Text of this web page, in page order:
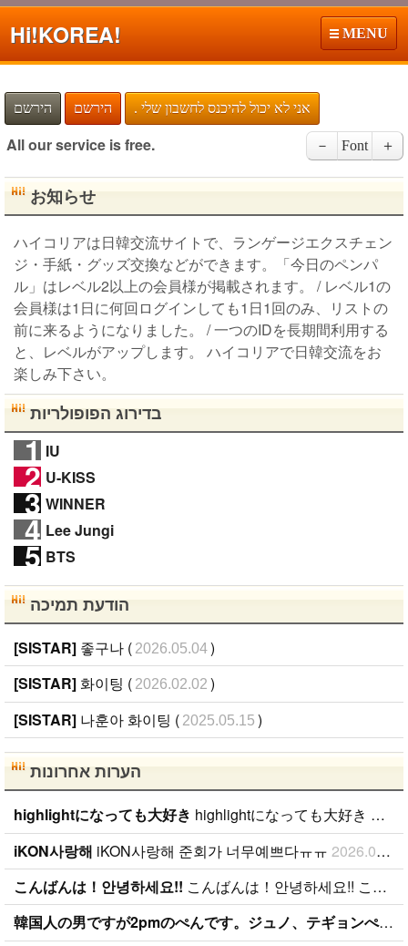
Hi!KOREA! MENU
הירשם הירשם . אני לא יכול להיכנס לחשבון שלי
All our service is free. － Font ＋
お知らせ
ハイコリアは日韓交流サイトで、ランゲージエクスチェン
ジ・手紙・グッズ交換などができます。「今日のペンパ
ル」はレベル2以上の会員様が掲載されます。 / レベル1の
会員様は1日に何回ログインしても1日1回のみ、リストの
前に来るようになりました。 / 一つのIDを長期間利用する
と、レベルがアップします。 ハイコリアで日韓交流をお
楽しみ下さい。
בדירוג הפופולריות
1 IU
2 U-KISS
3 WINNER
4 Lee Jungi
5 BTS
הודעת תמיכה
[SISTAR] 좋구나 ( 2026.05.04)
[SISTAR] 화이팅 ( 2026.02.02 )
[SISTAR] 나훈아 화이팅 ( 2025.05.15 )
הערות אחרונות
highlightになっても大好き highlightになっても大好き ファンになったのが、遅かったからいろんな情報が欲しいです。 highlightになっても好きな気持ちは変わりません。 メンバー全員が大好きですが、一番大好きなのはジュンヒョンです。 彼らのことたくさん知りたいです。
iKON사랑해 iKON사랑해 준회가 너무예쁘다ㅠㅠ 2026.01.09
こんばんは！안녕하세요!! こんばんは！안녕하세요!! こんばんは！ 日本BANAです( ˆoˆ )/ 性別、年齢、国籍関係なく BANAと仲良くしたいです！！ ちなみに、94lineゴンチャンぺんです！ コメント、メール待ってます( ˆoˆ )/안녕하세요!
韓国人の男ですが2pmのぺんです。ジュノ、テギョンぺんが特にぺんです。